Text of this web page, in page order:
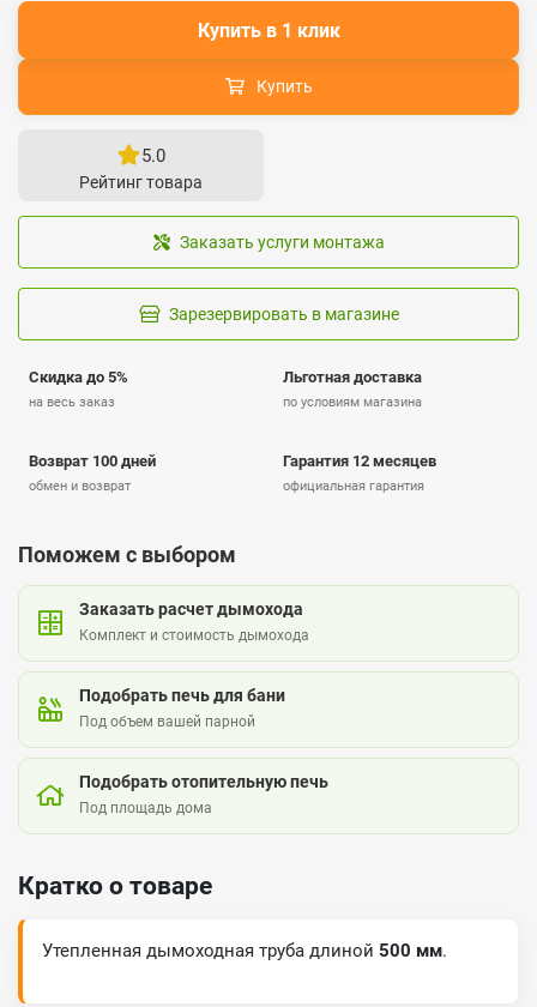
Купить
Купить в 1 клик
5.0
Рейтинг товара
Заказать услуги монтажа
Зарезервировать в магазине
Скидка до 5%
на весь заказ
Льготная доставка
по условиям магазина
Возврат 100 дней
обмен и возврат
Гарантия 12 месяцев
официальная гарантия
Поможем с выбором
Заказать расчет дымохода
Комплект и стоимость дымохода
Подобрать печь для бани
Под объем вашей парной
Подобрать отопительную печь
Под площадь дома
Кратко о товаре
Утепленная дымоходная труба длиной 500 мм.